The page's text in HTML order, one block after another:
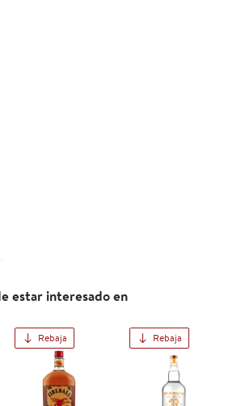
estar interesado en
Rebaja Rebaja